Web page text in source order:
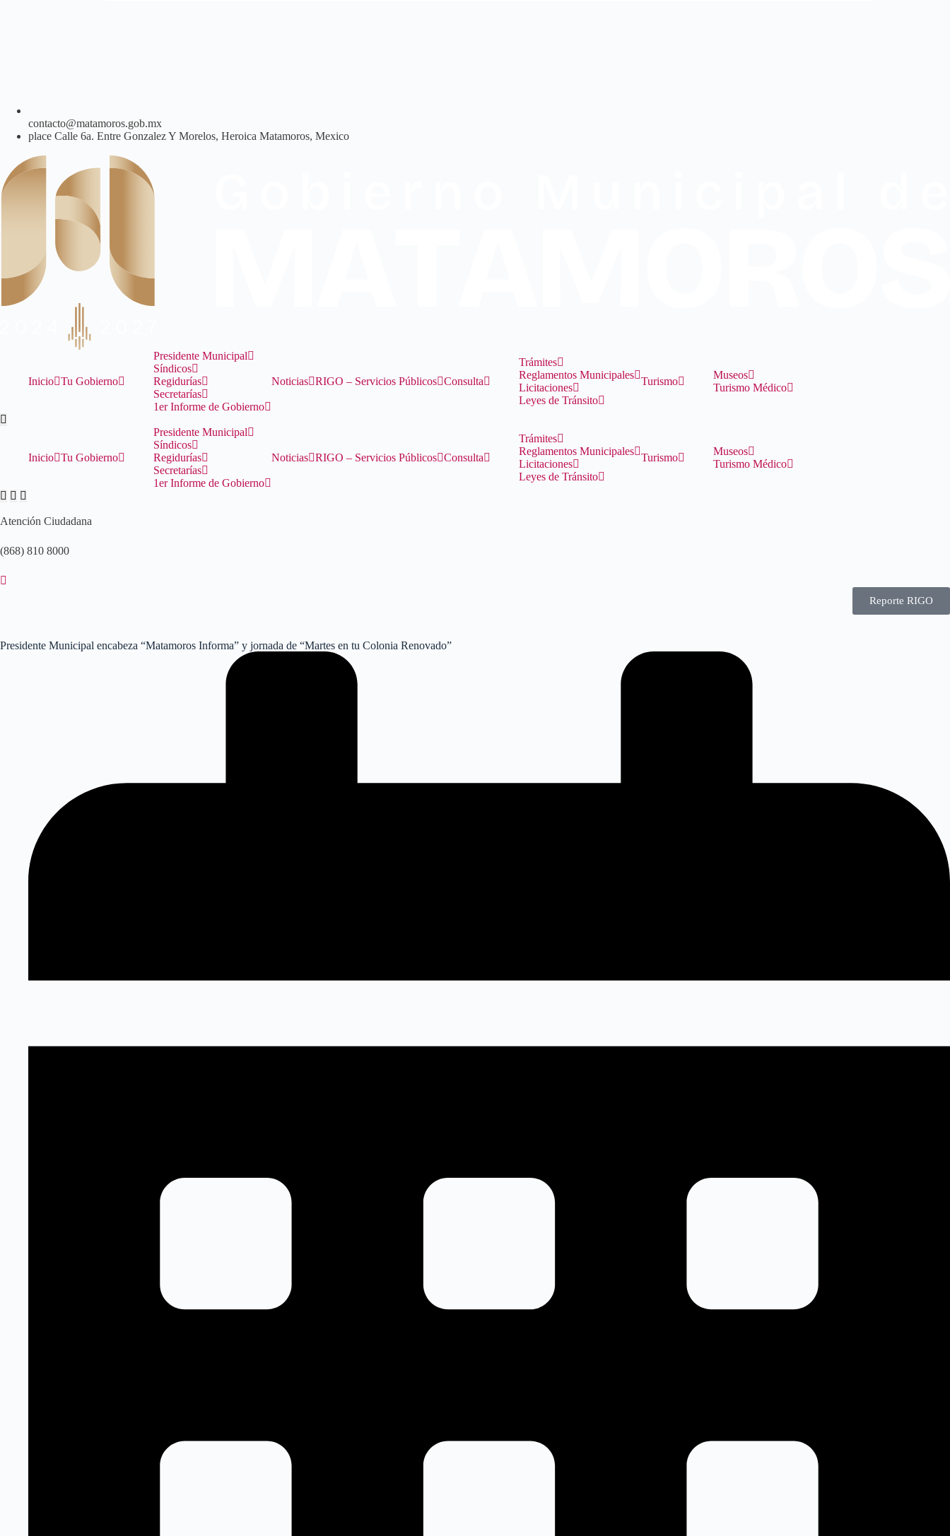
contacto@matamoros.gob.mx
Calle 6a. Entre Gonzalez Y Morelos, Heroica Matamoros, Mexico
Inicio Tu Gobierno
Presidente Municipal
Síndicos
Regidurías
Secretarías
1er Informe de Gobierno
Noticias RIGO – Servicios Públicos Consulta
Trámites
Reglamentos Municipales
Licitaciones
Leyes de Tránsito
Turismo
Museos
Turismo Médico
Inicio Tu Gobierno
Presidente Municipal
Síndicos
Regidurías
Secretarías
1er Informe de Gobierno
Noticias RIGO – Servicios Públicos Consulta
Trámites
Reglamentos Municipales
Licitaciones
Leyes de Tránsito
Turismo
Museos
Turismo Médico
Atención Ciudadana
(868) 810 8000
Reporte RIGO
Presidente Municipal encabeza “Matamoros Informa” y jornada de “Martes en tu Colonia Renovado”